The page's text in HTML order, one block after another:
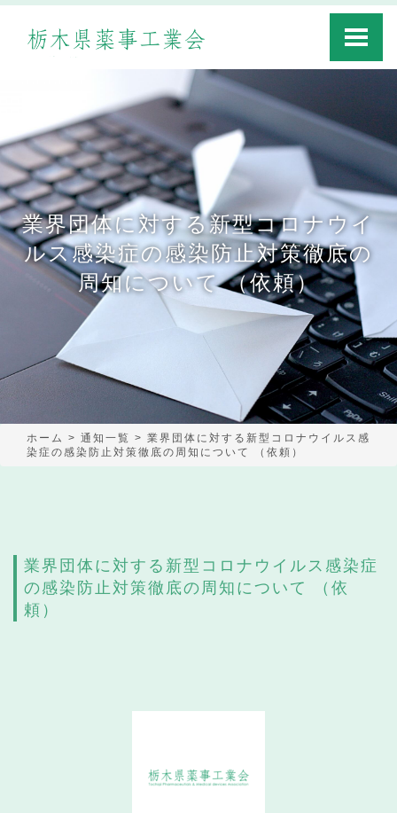
Toggle
業界団体に対する新型コロナウイ
ルス感染症の感染防止対策徹底の
周知について （依頼）
ホーム > 通知一覧 > 業界団体に対する新型コロナウイルス感
染症の感染防止対策徹底の周知について （依頼）
業界団体に対する新型コロナウイルス感染症
の感染防止対策徹底の周知について （依
頼）